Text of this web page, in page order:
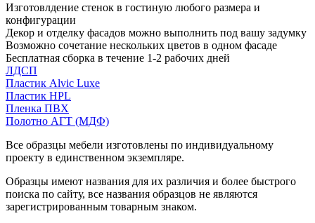
Изготовлдение стенок в гостиную любого размера и
конфигурации
Декор и отделку фасадов можно выполнить под вашу задумку
Возможно сочетание нескольких цветов в одном фасаде
Бесплатная сборка в течение 1-2 рабочих дней
ЛДСП
Пластик Alvic Luxe
Пластик HPL
Пленка ПВХ
Полотно АГТ (МДФ)
Все образцы мебели изготовлены по индивидуальному
проекту в единственном экземпляре.
Образцы имеют названия для их различия и более быстрого
поиска по сайту, все названия образцов не являются
зарегистрированным товарным знаком.